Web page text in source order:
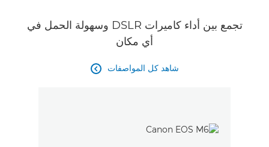
تجمع بين أداء كاميرات DSLR وسهولة الحمل في
أي مكان
شاهد كل المواصفات 